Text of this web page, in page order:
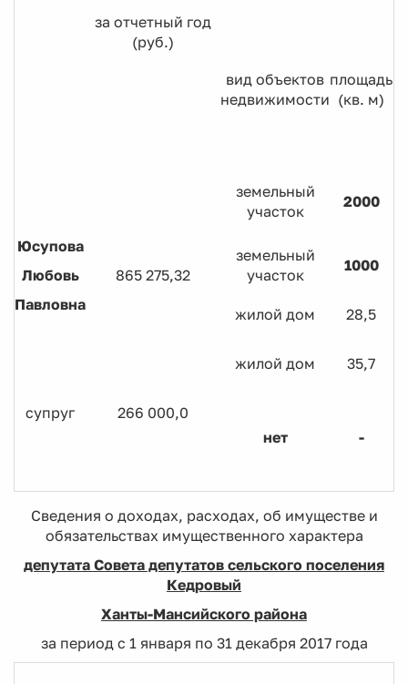
за отчетный год
(руб.)
вид объектов
недвижимости
площадь
(кв. м)
Юсупова
Любовь
Павловна
865 275,32
земельный
участок
2000
земельный
участок
1000
жилой дом 28,5
жилой дом 35,7
супруг
266 000,0
нет
-
Сведения о доходах, расходах, об имуществе и
обязательствах имущественного характера
депутата Совета депутатов сельского поселения
Кедровый
Ханты-Мансийского района
за период с 1 января по 31 декабря 2017 года